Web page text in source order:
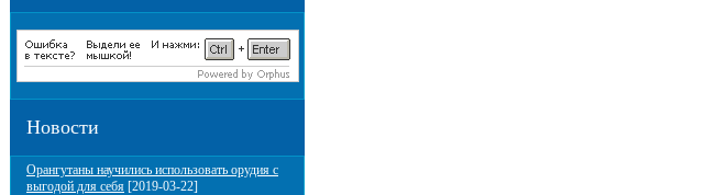
Новости
Орангутаны научились использовать орудия с
выгодой для себя [2019-03-22]